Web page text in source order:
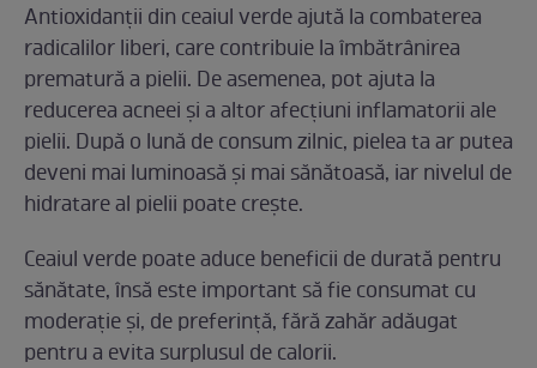
Antioxidanții din ceaiul verde ajută la combaterea
radicalilor liberi, care contribuie la îmbătrânirea
prematură a pielii. De asemenea, pot ajuta la
reducerea acneei și a altor afecțiuni inflamatorii ale
pielii. După o lună de consum zilnic, pielea ta ar putea
deveni mai luminoasă și mai sănătoasă, iar nivelul de
hidratare al pielii poate crește.
Ceaiul verde poate aduce beneficii de durată pentru
sănătate, însă este important să fie consumat cu
moderație și, de preferință, fără zahăr adăugat
pentru a evita surplusul de calorii.